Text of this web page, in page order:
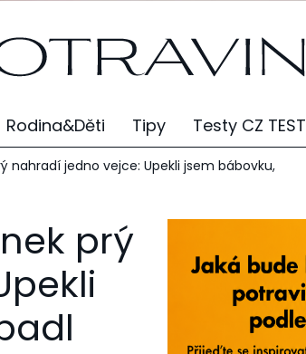
Rodina&Děti Tipy Testy CZ TEST
nahradí jedno vejce: Upekli jsem bábovku,
prý